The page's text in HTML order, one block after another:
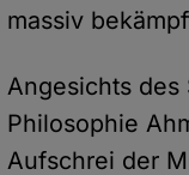
massiv
Angesichts des
Philosophie
Aufschrei der